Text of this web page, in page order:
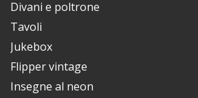
Divani e poltrone
Tavoli
Jukebox
Flipper vintage
Insegne al neon